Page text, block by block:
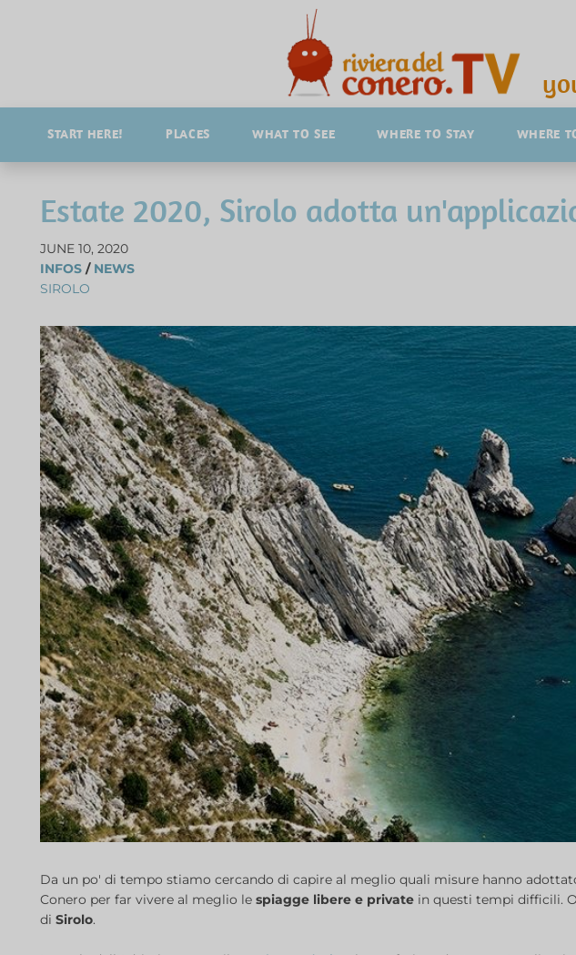
START HERE! PLACES WHAT TO SEE WHERE TO STAY WHERE
Estate 2020, Sirolo adotta
JUNE 10, 2020
INFOS / NEWS
SIROLO
Da un po' di tempo stiamo cercando di capire al meglio quali misure hanno
Conero per far vivere al meglio le spiagge libere e private in questi tempi difficili.
di Sirolo.